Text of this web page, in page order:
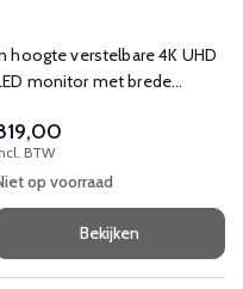
hoogte verstelbare 4K UHD
monitor met brede
USB-hub en VESA-
BTW
op voorraad
Bekijken